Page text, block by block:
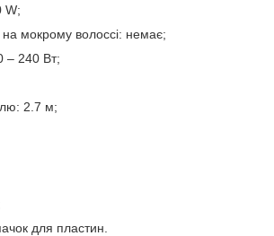
W;
на мокрому волоссі: немає;
– 240 Вт;
2.7 м;
для пластин.